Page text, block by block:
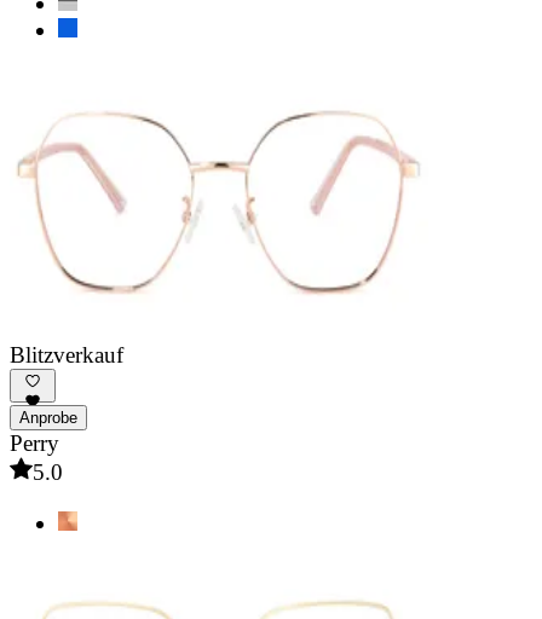
Blitzverkauf
Anprobe
Perry
5.0